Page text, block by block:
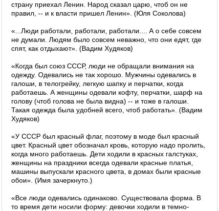
страну приехал Ленин. Народ сказал царю, чтоб он не
правил, -- и к власти пришел Ленин». (Юля Соколова)
«...Люди работали, работали, работали.... А о себе совсем
не думали. Людям было совсем неважно, что они едят, где
спят, как отдыхают». (Вадим Худяков)
«Когда был союз СССР, люди не обращали внимания на
одежду. Одевались не так хорошо. Мужчины одевались в
галоши, в телогрейку, легкую шапку и перчатки, когда
работаешь. А женщины одевали кофту, перчатки, шарф на
голову (чтоб голова не была видна) -- и тоже в галоши.
Такая одежда была удобней всего, чтоб работать». (Вадим
Худяков)
«У СССР был красный флаг, поэтому в моде был красный
цвет. Красный цвет обозначал кровь, которую надо пролить,
когда много работаешь. Дети ходили в красных галстуках,
женщины на праздники всегда одевали красные платья,
машины выпускали красного цвета, в домах были красные
обои». (Имя зачеркнуто.)
«Все люди одевались одинаково. Существовала форма. В
то время дети носили форму: девочки ходили в темно-